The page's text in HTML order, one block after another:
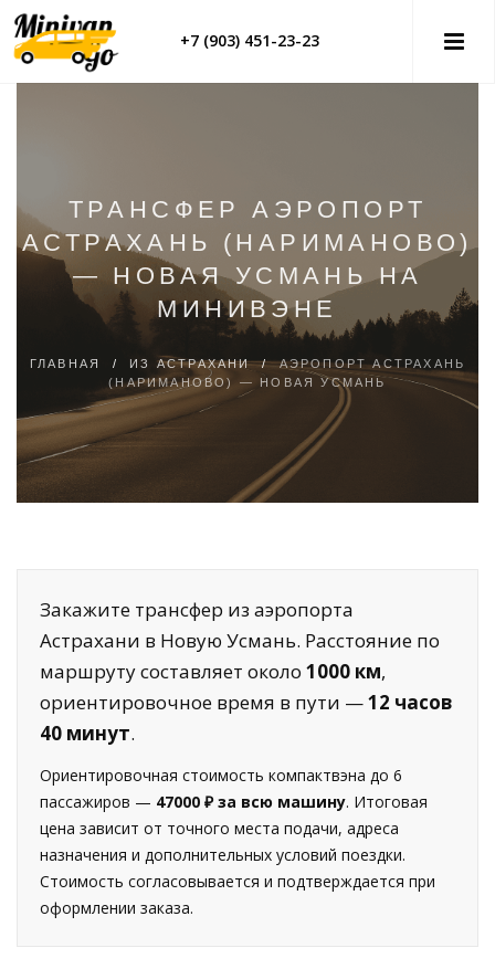
+7 (903) 451-23-23
ТРАНСФЕР АЭРОПОРТ
АСТРАХАНЬ (НАРИМАНОВО)
— НОВАЯ УСМАНЬ НА
МИНИВЭНЕ
ГЛАВНАЯ / ИЗ АСТРАХАНИ/АЭРОПОРТ АСТРАХАНЬ
(НАРИМАНОВО) — НОВАЯ УСМАНЬ
Закажите трансфер из аэропорта
Астрахани в Новую Усмань. Расстояние по
маршруту составляет около 1000 км,
ориентировочное время в пути —12 часов
40 минут.
Ориентировочная стоимость компактвэна до 6
пассажиров — 47000 ₽ за всю машину. Итоговая
цена зависит от точного места подачи, адреса
назначения и дополнительных условий поездки.
Стоимость согласовывается и подтверждается при
оформлении заказа.